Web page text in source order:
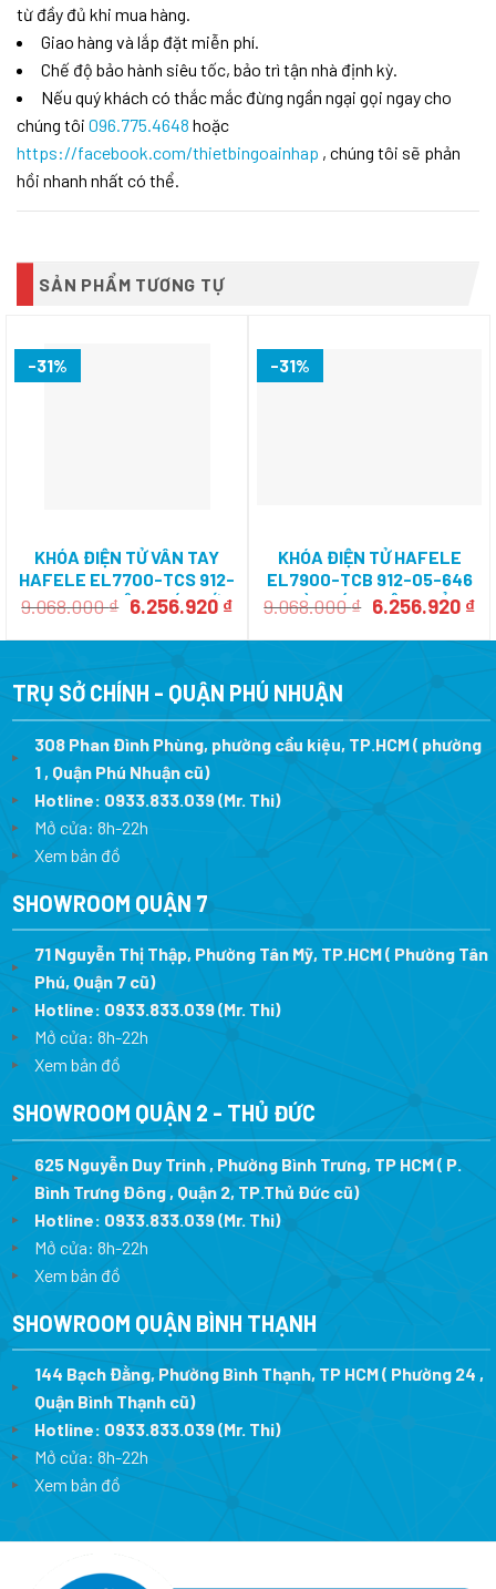
từ đầy đủ khi mua hàng.
Giao hàng và lắp đặt miễn phí.
Chế độ bảo hành siêu tốc, bảo trì tận nhà định kỳ.
Nếu quý khách có thắc mắc đừng ngần ngại gọi ngay cho
chúng tôi 096.775.4648 hoặc
https://facebook.com/thietbingoainhap , chúng tôi sẽ phản
hồi nhanh nhất có thể.
SẢN PHẨM TƯƠNG TỰ
-31%
KHÓA ĐIỆN TỬ VÂN TAY
HAFELE EL7700-TCS 912-
05-584 – THÂN KHÓA LỚN
9.068.000₫ Giá
là:
6.256.920 ₫Giá
tại
6.256.920 ₫.
-31%
KHÓA ĐIỆN TỬ HAFELE
EL7900-TCB 912-05-646
MÀU XÁM THÂN NHỎ
9.068.000₫ Giá
là:
6.256.920 ₫
tại
TRỤ SỞ CHÍNH - QUẬN PHÚ NHUẬN
308 Phan Đình Phùng, phường cầu kiệu, TP.HCM ( phường
1 , Quận Phú Nhuận cũ)
Hotline: 0933.833.039(Mr. Thi)
Mở cửa: 8h-22h
Xem bản đồ
SHOWROOM QUẬN 7
71 Nguyễn Thị Thập, Phường Tân Mỹ, TP.HCM ( Phường Tân
Phú, Quận 7 cũ)
Hotline: 0933.833.039(Mr. Thi)
Mở cửa: 8h-22h
Xem bản đồ
SHOWROOM QUẬN 2 - THỦ ĐỨC
625 Nguyễn Duy Trinh , Phường Bình Trưng, TP HCM ( P.
Bình Trưng Đông , Quận 2, TP.Thủ Đức cũ)
Hotline: 0933.833.039(Mr. Thi)
Mở cửa: 8h-22h
Xem bản đồ
SHOWROOM QUẬN BÌNH THẠNH
144 Bạch Đằng, Phường Bình Thạnh, TP HCM ( Phường 24 ,
Quận Bình Thạnh cũ)
Hotline: 0933.833.039(Mr. Thi)
Mở cửa: 8h-22h
Xem bản đồ